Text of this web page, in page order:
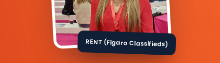
RENT (Figaro Classifieds)